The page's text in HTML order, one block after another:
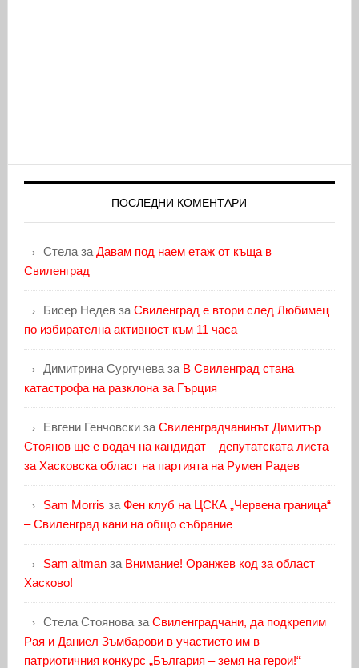
ПОСЛЕДНИ КОМЕНТАРИ
Стелаза Давам под наем етаж от къща в
Свиленград
Бисер Недевза Свиленград е втори след Любимец
по избирателна активност към 11 часа
Димитрина Сургучеваза В Свиленград стана
катастрофа на разклона за Гърция
Евгени Генчовскиза Свиленградчанинът Димитър
Стоянов ще е водач на кандидат – депутатската листа
за Хасковска област на партията на Румен Радев
Sam Morris за Фен клуб на ЦСКА „Червена граница“
– Свиленград кани на общо събрание
Sam altmanза Внимание! Оранжев код за област
Хасково!
Стела Стояноваза Свиленградчани, да подкрепим
Рая и Даниел Зъмбарови в участието им в
патриотичния конкурс „България – земя на герои!“